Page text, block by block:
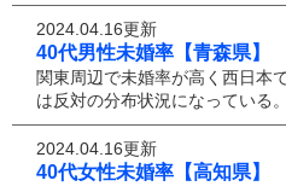
2024.04.16更新
40代男性未婚率【青森県】
関東周辺で未婚率が高く西日本
は反対の分布状況になっている。
2024.04.16更新
40代女性未婚率【高知県】